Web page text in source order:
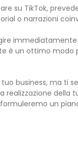
su TikTok,
o narrazioni
è un ottimo
business, ma ti
della
un